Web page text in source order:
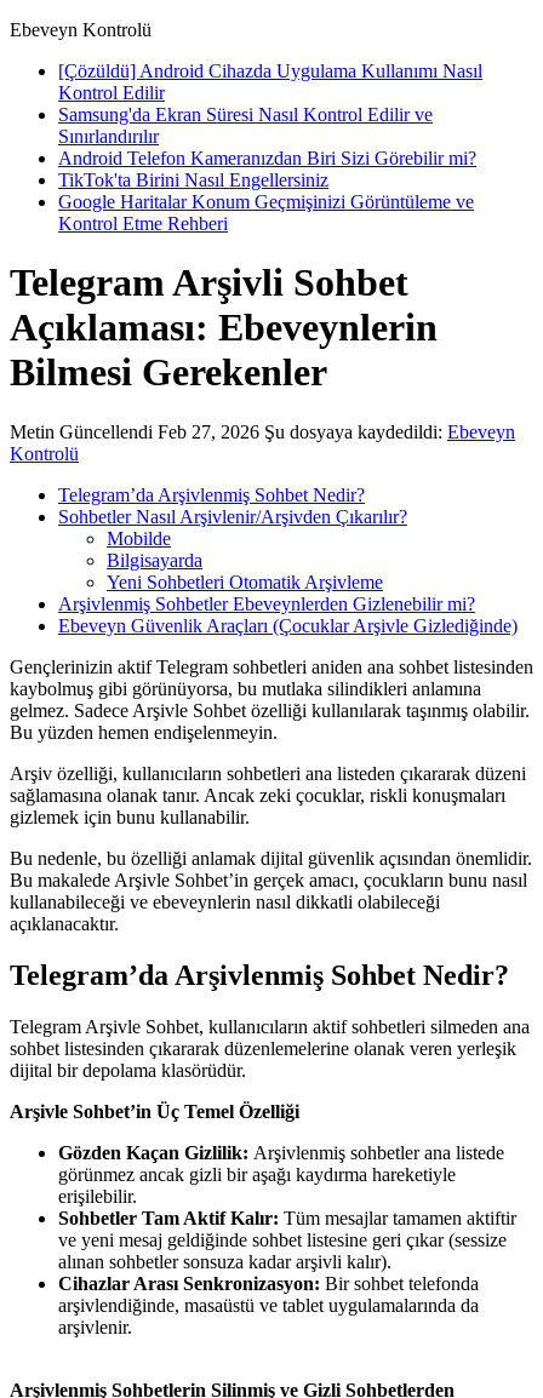
Ebeveyn Kontrolü
[Çözüldü] Android Cihazda Uygulama Kullanımı Nasıl
Kontrol Edilir
Samsung'da Ekran Süresi Nasıl Kontrol Edilir ve
Sınırlandırılır
Android Telefon Kameranızdan Biri Sizi Görebilir mi?
TikTok'ta Birini Nasıl Engellersiniz
Google Haritalar Konum Geçmişinizi Görüntüleme ve
Kontrol Etme Rehberi
Telegram Arşivli Sohbet
Açıklaması: Ebeveynlerin
Bilmesi Gerekenler
Metin Güncellendi Feb 27, 2026 Şu dosyaya kaydedildi: Ebeveyn
Kontrolü
Telegram’da Arşivlenmiş Sohbet Nedir?
Sohbetler Nasıl Arşivlenir/Arşivden Çıkarılır?
Mobilde
Bilgisayarda
Yeni Sohbetleri Otomatik Arşivleme
Arşivlenmiş Sohbetler Ebeveynlerden Gizlenebilir mi?
Ebeveyn Güvenlik Araçları (Çocuklar Arşivle Gizlediğinde)
Gençlerinizin aktif Telegram sohbetleri aniden ana sohbet listesinden
kaybolmuş gibi görünüyorsa, bu mutlaka silindikleri anlamına
gelmez. Sadece Arşivle Sohbet özelliği kullanılarak taşınmış olabilir.
Bu yüzden hemen endişelenmeyin.
Arşiv özelliği, kullanıcıların sohbetleri ana listeden çıkararak düzeni
sağlamasına olanak tanır. Ancak zeki çocuklar, riskli konuşmaları
gizlemek için bunu kullanabilir.
Bu nedenle, bu özelliği anlamak dijital güvenlik açısından önemlidir.
Bu makalede Arşivle Sohbet’in gerçek amacı, çocukların bunu nasıl
kullanabileceği ve ebeveynlerin nasıl dikkatli olabileceği
açıklanacaktır.
Telegram’da Arşivlenmiş Sohbet Nedir?
Telegram Arşivle Sohbet, kullanıcıların aktif sohbetleri silmeden ana
sohbet listesinden çıkararak düzenlemelerine olanak veren yerleşik
dijital bir depolama klasörüdür.
Arşivle Sohbet’in Üç Temel Özelliği
Gözden Kaçan Gizlilik: Arşivlenmiş sohbetler ana listede
görünmez ancak gizli bir aşağı kaydırma hareketiyle
erişilebilir.
Sohbetler Tam Aktif Kalır: Tüm mesajlar tamamen aktiftir
ve yeni mesaj geldiğinde sohbet listesine geri çıkar (sessize
alınan sohbetler sonsuza kadar arşivli kalır).
Cihazlar Arası Senkronizasyon: Bir sohbet telefonda
arşivlendiğinde, masaüstü ve tablet uygulamalarında da
arşivlenir.
Arşivlenmiş Sohbetlerin Silinmiş ve Gizli Sohbetlerden